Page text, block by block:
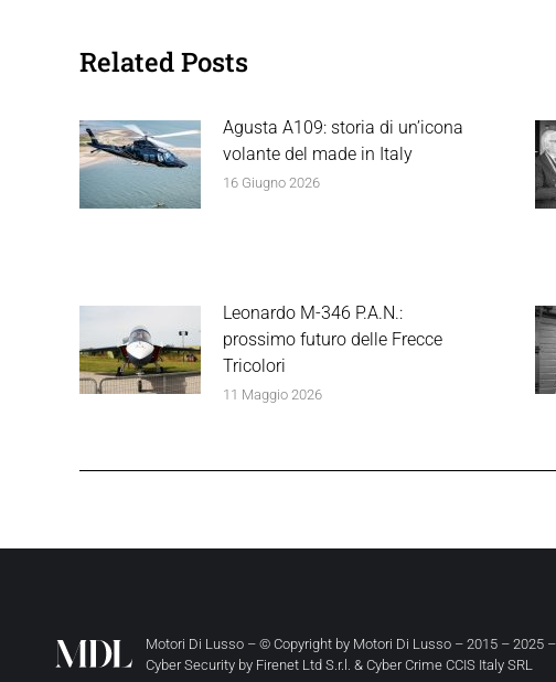
Related Posts
Agusta A109: storia di un’icona
volante del made in Italy
16 Giugno 2026
Leonardo M-346 P.A.N.:
prossimo futuro delle Frecce
Tricolori
11 Maggio 2026
Motori Di Lusso – © Copyright by Motori Di Lusso – 2015 – 2025
Cyber Security by Firenet Ltd S.r.l. & Cyber Crime CCIS Italy SRL